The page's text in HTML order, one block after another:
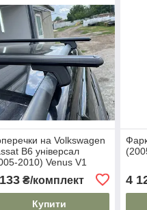
на Volkswagen
B6 універсал
2010) Venus V1
Без замка. Чорні
₴/комплект
Купити
4